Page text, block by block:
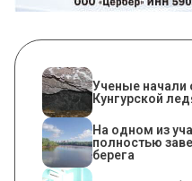
Ученые начали
Кунгурской
На одном из
полностью
берега